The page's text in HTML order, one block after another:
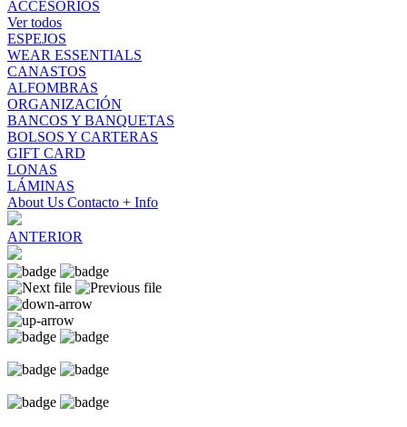
ACCESORIOS
Ver todos
ESPEJOS
WEAR ESSENTIALS
CANASTOS
ALFOMBRAS
ORGANIZACIÓN
BANCOS Y BANQUETAS
BOLSOS Y CARTERAS
GIFT CARD
LONAS
LÁMINAS
About Us Contacto + Info
ANTERIOR